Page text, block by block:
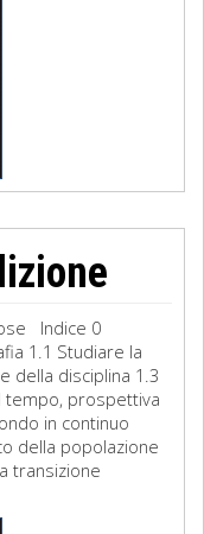
Indice 0
1.1 Studiare la
della disciplina 1.3
tempo, prospettiva
in continuo
della popolazione
transizione